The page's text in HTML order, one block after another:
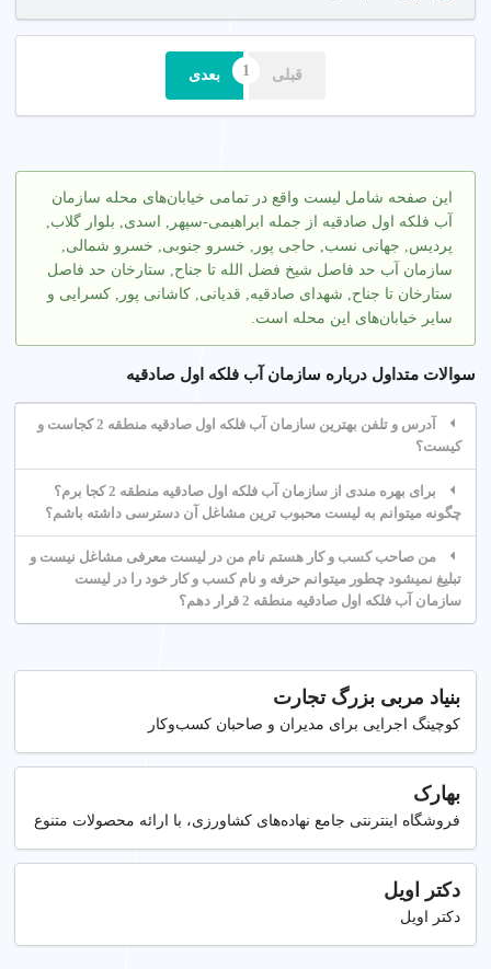
قبلی بعدی
این صفحه شامل لیست واقع در تمامی خیابان‌های محله سازمان
آب فلکه اول صادقیه از جمله ابراهیمی-سپهر, اسدی, بلوار گلاب,
پردیس, جهانی نسب, حاجی پور, خسرو جنوبی, خسرو شمالی,
سازمان آب حد فاصل شیخ فضل الله تا جناح, ستارخان حد فاصل
ستارخان تا جناح, شهدای صادقیه, قدیانی, کاشانی پور, کسرایی و
سایر خیابان‌های این محله است.
سوالات متداول درباره سازمان آب فلکه اول صادقیه
آدرس و تلفن بهترین سازمان آب فلکه اول صادقیه منطقه 2 کجاست و
کیست؟
برای بهره مندی از سازمان آب فلکه اول صادقیه منطقه 2 کجا برم؟
چگونه میتوانم به لیست محبوب ترین مشاغل آن دسترسی داشته باشم؟
من صاحب کسب و کار هستم نام من در لیست معرفی مشاغل نیست و
تبلیغ نمیشود چطور میتوانم حرفه و نام کسب و کار خود را در لیست
سازمان آب فلکه اول صادقیه منطقه 2 قرار دهم؟
بنیاد مربی بزرگ تجارت
کوچینگ اجرایی برای مدیران و صاحبان کسب‌وکار
بهارک
فروشگاه اینترنتی جامع نهاده‌های کشاورزی، با ارائه محصولات متنوع
دکتر اویل
دکتر اویل